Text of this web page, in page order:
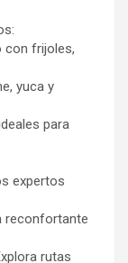
con frijoles,
yuca y
para
expertos
reconfortante
rutas